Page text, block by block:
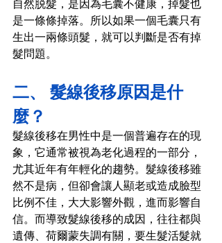
自然脱髮，是因為毛囊不健康，掉髮也
是一條條掉落。所以如果一個毛囊只有
生出一兩條頭髮，就可以判斷是否有掉
髮問題。
二、 髮線後移原因是什
麼？
髮線後移在男性中是一個普遍存在的現
象，它通常被視為老化過程的一部分，
尤其近年有年輕化的趨勢。 髮線後移雖
然不是病，但卻會讓人顯老或造成臉型
比例不佳，大大影響外觀，進而影響自
信。而導致髮線後移的成因，往往都與
遺傳、荷爾蒙失調有關，要生髮活髮就